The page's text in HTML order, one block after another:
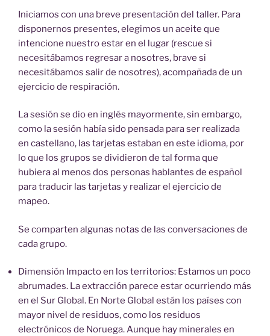
Iniciamos con una breve presentación del taller. Para
disponernos presentes, elegimos un aceite que
intencione nuestro estar en el lugar (rescue si
necesitábamos regresar a nosotres, brave si
necesitábamos salir de nosotres), acompañada de un
ejercicio de respiración.
La sesión se dio en inglés mayormente, sin embargo,
como la sesión había sido pensada para ser realizada
en castellano, las tarjetas estaban en este idioma, por
lo que los grupos se dividieron de tal forma que
hubiera al menos dos personas hablantes de español
para traducir las tarjetas y realizar el ejercicio de
mapeo.
Se comparten algunas notas de las conversaciones de
cada grupo.
Dimensión Impacto en los territorios: Estamos un poco
abrumades. La extracción parece estar ocurriendo más
en el Sur Global. En Norte Global están los países con
mayor nivel de residuos, como los residuos
electrónicos de Noruega. Aunque hay minerales en